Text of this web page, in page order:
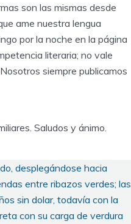
son las mismas desde
ame nuestra lengua
por la noche en la página
literaria; no vale
siempre publicamos
Saludos y ánimo.
desplegándose hacia
entre ribazos verdes; las
sin dolar, todavía con la
con su carga de verdura